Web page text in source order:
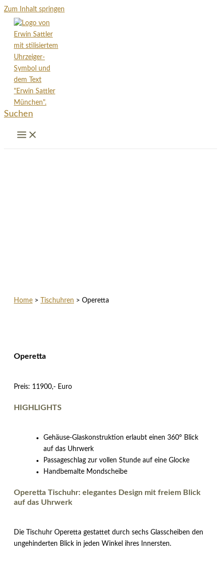
Zum Inhalt springen
Suchen
Home > Tischuhren > Operetta
Operetta
Preis: 11900,- Euro
HIGHLIGHTS
Gehäuse-Glaskonstruktion erlaubt einen 360° Blick
auf das Uhrwerk
Passageschlag zur vollen Stunde auf eine Glocke
Handbemalte Mondscheibe
Operetta Tischuhr: elegantes Design mit freiem Blick
auf das Uhrwerk
Die Tischuhr Operetta gestattet durch sechs Glasscheiben den
ungehinderten Blick in jeden Winkel ihres Innersten.